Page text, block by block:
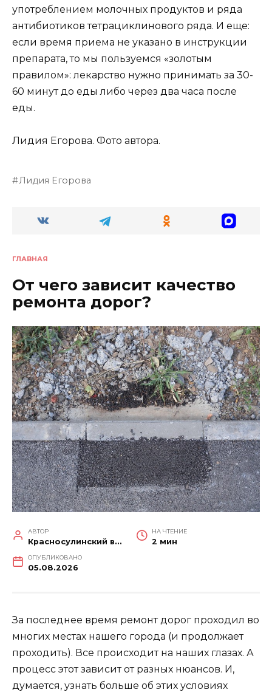
употреблением молочных продуктов и ряда
антибиотиков тетрациклинового ряда. И еще:
если время приема не указано в инструкции
препарата, то мы пользуемся «золотым
правилом»: лекарство нужно принимать за 30-
60 минут до еды либо через два часа после
еды.
Лидия Егорова. Фото автора.
Лидия Егорова
ГЛАВНАЯ
От чего зависит качество
ремонта дорог?
АВТОР
Красносулинский вестник
НА ЧТЕНИЕ
2 мин
ОПУБЛИКОВАНО
05.08.2026
За последнее время ремонт дорог проходил во
многих местах нашего города (и продолжает
проходить). Все происходит на наших глазах. А
процесс этот зависит от разных нюансов. И,
думается, узнать больше об этих условиях